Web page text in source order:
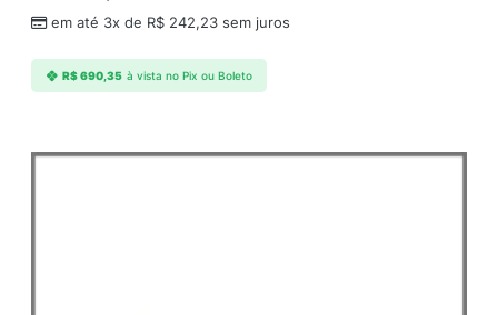
a
t
i
d
em até 3x de R$ 242,23 sem juros
R$690,35 à vista no Pix ou Boleto